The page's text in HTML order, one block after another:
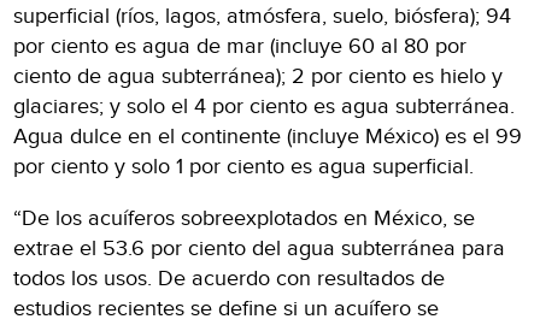
superficial (ríos, lagos, atmósfera, suelo, biósfera); 94
por ciento es agua de mar (incluye 60 al 80 por
ciento de agua subterránea); 2 por ciento es hielo y
glaciares; y solo el 4 por ciento es agua subterránea.
Agua dulce en el continente (incluye México) es el 99
por ciento y solo 1 por ciento es agua superficial.
“De los acuíferos sobreexplotados en México, se
extrae el 53.6 por ciento del agua subterránea para
todos los usos. De acuerdo con resultados de
estudios recientes se define si un acuífero se